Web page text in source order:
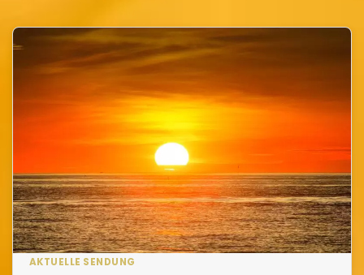
AKTUELLE SENDUNG